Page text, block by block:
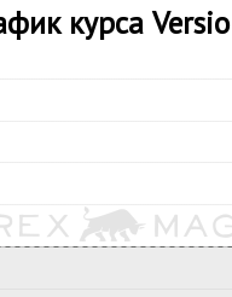
курса